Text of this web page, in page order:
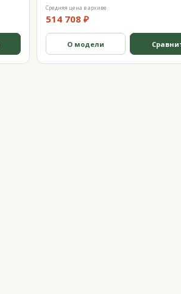
Средняя цена в архиве
514 708 ₽
О модели